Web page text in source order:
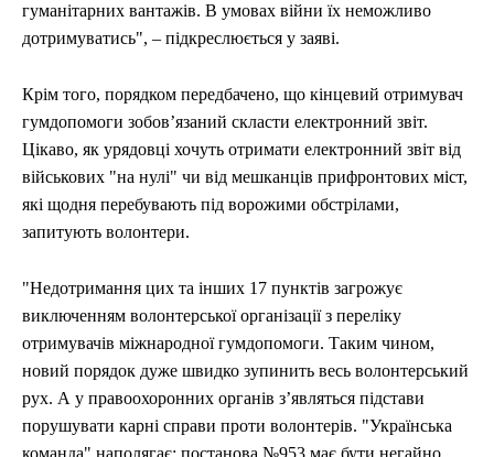
гуманітарних вантажів. В умовах війни їх неможливо
дотримуватись", – підкреслюється у заяві.
Крім того, порядком передбачено, що кінцевий отримувач
гумдопомоги зобов’язаний скласти електронний звіт.
Цікаво, як урядовці хочуть отримати електронний звіт від
військових "на нулі" чи від мешканців прифронтових міст,
які щодня перебувають під ворожими обстрілами,
запитують волонтери.
"Недотримання цих та інших 17 пунктів загрожує
виключенням волонтерської організації з переліку
отримувачів міжнародної гумдопомоги. Таким чином,
новий порядок дуже швидко зупинить весь волонтерський
рух. А у правоохоронних органів з’являться підстави
порушувати карні справи проти волонтерів. "Українська